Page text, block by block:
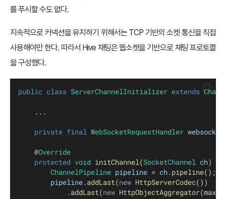
를 푸시할 수도 없다.
지속적으로 커넥션을 유지하기 위해서는 TCP 기반의 소켓 통신을 직접
사용해야만 한다. 따라서 Hive 채팅은 웹소켓을 기반으로 채팅 프로토콜
을 구성했다.
public class ServerChannelInitializer extends
    ...
private final WebSocketRequestHandler
    @
Override
protected void initChannel(SocketChannel ch)
ChannelPipeline pipeline = ch.pipeline();
pipeline.addLast(new HttpServerCodec())
            .
addLast(new HttpObjectAggregator